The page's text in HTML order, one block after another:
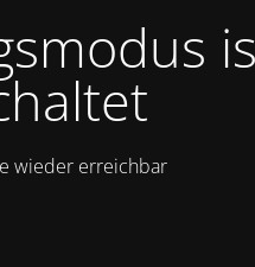
wieder erreichbar